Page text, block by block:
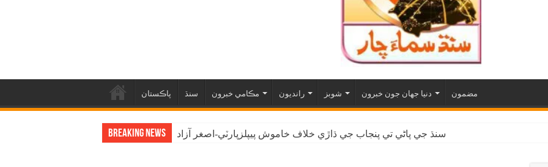
پاڪستان سنڌ مڪامي خبرون رانديون شوبز دنيا جهان جون خبرون مضمون
Breaking News سنڌ جي پاڻي تي پنجاب جي ڌاڙي خلاف خاموش پيپلزپارٽي-اصغر آزاد